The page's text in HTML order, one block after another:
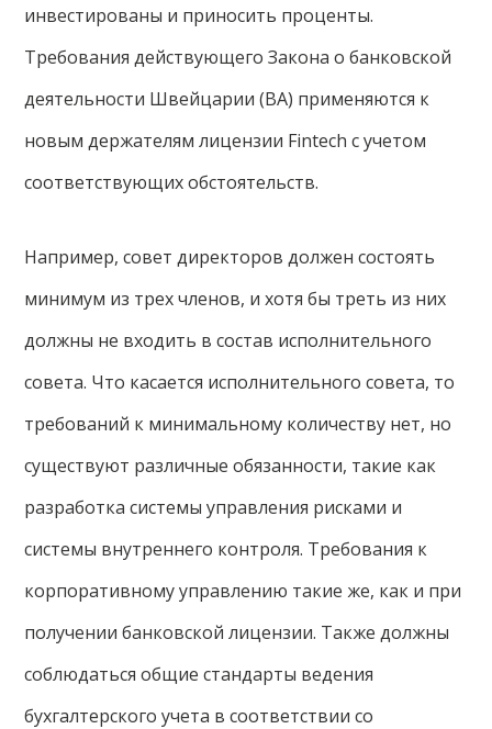
инвестированы и приносить проценты.
Требования действующего Закона о банковской
деятельности Швейцарии (BA) применяются к
новым держателям лицензии Fintech с учетом
соответствующих обстоятельств.
Например, совет директоров должен состоять
минимум из трех членов, и хотя бы треть из них
должны не входить в состав исполнительного
совета. Что касается исполнительного совета, то
требований к минимальному количеству нет, но
существуют различные обязанности, такие как
разработка системы управления рисками и
системы внутреннего контроля. Требования к
корпоративному управлению такие же, как и при
получении банковской лицензии. Также должны
соблюдаться общие стандарты ведения
бухгалтерского учета в соответствии со